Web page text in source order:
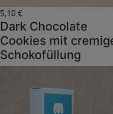
5,10€
Dark Chocolate
Cookies mit
Schokofüllung